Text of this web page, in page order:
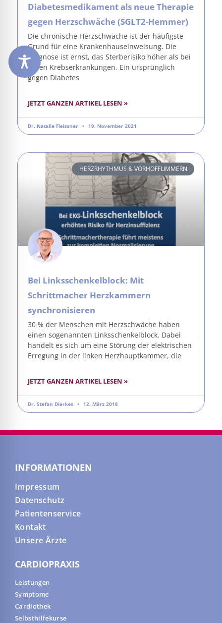
Diabetesmedikament als neue Therapie
gegen Herzschwäche (SGLT2-Hemmer)
Die chronische Herzschwäche ist der häufigste
Grund für eine Krankenhauseinweisung. Die
Prognose ist ernst, das Sterberisiko höher als bei
vielen Krebserkrankungen. Ein ursprünglich
gegen Diabetes
JETZT GANZEN ARTIKEL LESEN »
Dr. Natalie Fleissner 19. November 2021
HERZRHYTHMUS & VORHOFFLIMMERN
Bei Linksschenkelblock: Mit
Schrittmacher Herzkammern
synchronisieren
30 % der Menschen mit Herzschwäche haben
einen sogenannten Linksschenkelblock. Dabei
handelt es sich um eine Störung der elektrischen
Erregung in der linken Herzhauptkammer, die
JETZT GANZEN ARTIKEL LESEN »
Dr. Stefan Dierkes 12. März 2018
INFORMATIONEN
Impressum
Datenschutz
Patientenservice
Kontakt
Unsere Ärzte
CARDIOPRAXIS
Leistungen
Symptome
Cardiothek
Selbsthilfekurse